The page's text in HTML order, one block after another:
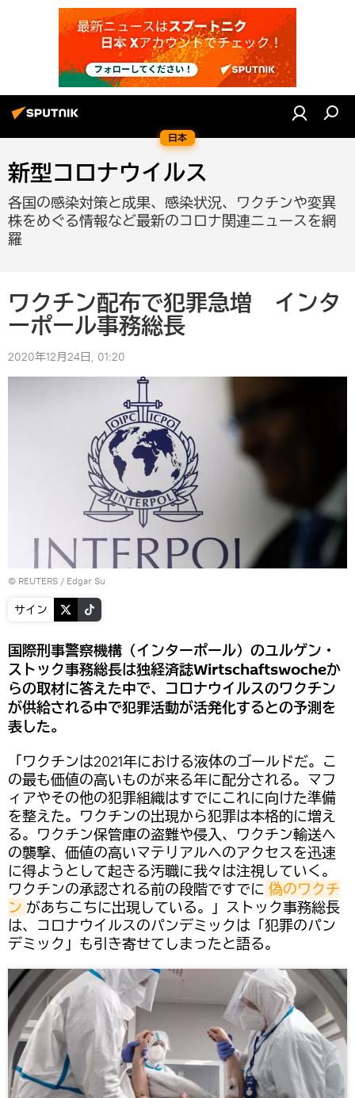
日本
新型コロナウイルス
各国の感染対策と成果、感染状況、ワクチンや変異
株をめぐる情報など最新のコロナ関連ニュースを網
羅
ワクチン配布で犯罪急増 インタ
ーポール事務総長
2020年12月24日, 01:20
© REUTERS / Edgar Su
サイン
国際刑事警察機構（インターポール）のユルゲン・
ストック事務総長は独経済誌Wirtschaftswocheか
らの取材に答えた中で、コロナウイルスのワクチン
が供給される中で犯罪活動が活発化するとの予測を
表した。
「ワクチンは2021年における液体のゴールドだ。こ
の最も価値の高いものが来る年に配分される。マフ
ィアやその他の犯罪組織はすでにこれに向けた準備
を整えた。ワクチンの出現から犯罪は本格的に増え
る。ワクチン保管庫の盗難や侵入、ワクチン輸送へ
の襲撃、価値の高いマテリアルへのアクセスを迅速
に得ようとして起きる汚職に我々は注視していく。
ワクチンの承認される前の段階ですでに 偽のワクチ
ン があちこちに出現している。」ストック事務総長
は、コロナウイルスのパンデミックは「犯罪のパン
デミック」も引き寄せてしまったと語る。